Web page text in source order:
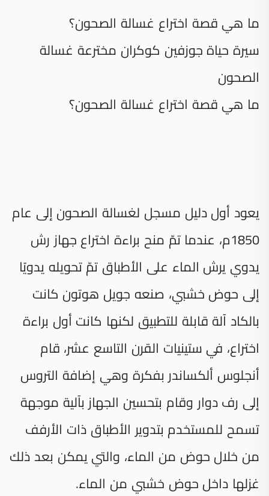
ما هي قصة اختراع غسالة الصحون؟
سيرة حياة جوزفين كوكران مخترعة غسالة
الصحون
ما هي قصة اختراع غسالة الصحون؟
يعود أول دليل مسجل لغسالة الصحون إلى عام
1850م، عندما تمّ منح براءة اختراع جهاز رش
يدوي يرش الماء على الأطباق تمّ تحويله يدويًا
إلى حوض خشبي، صنعه جويل هوتون كانت
بالكاد آلة قابلة للتطبيق لكنها كانت أول براءة
اختراع، في ستينيات القرن التاسع عشر، قام
أنجلوس ألكساندر بفكرة وهي إضافة التروس
إلى رف دوار وقام بتحسين الجهاز بآلية موجهة
تسمح للمستخدم بتدوير الأطباق ذات الأرفف
من خلال حوض من الماء، والتي يمكن بعد ذلك
غزلها داخل حوض خشبي من الماء.